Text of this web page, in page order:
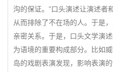
沟的保证。”口头演述让演述者
从而排除了不在场的人。于是
亲密关系。于是，口头文学演
为语境的重要构成部分。比如
岛的戏剧表演发现，影响表演